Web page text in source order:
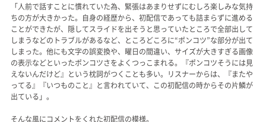
「人前で話すことに慣れていた為、緊張はあまりせずにむしろ楽しみな気持
ちの方が大きかった。自身の経歴から、初配信であっても詰まらずに進める
ことができたが、隠してスライドを出そうと思っていたところで全部出して
しまうなどのトラブルがあるなど、ところどころに“ポンコツ”な部分が出て
しまった。他にも文字の誤変換や、曜日の間違い、サイズが大きすぎる画像
の表示などといったポンコツさをよくつっこまれる。『ポンコツそうには見
えないんだけど』という枕詞がつくことも多い。リスナーからは、『またや
ってる』『いつものこと』と言われていて、この初配信の時からその片鱗が
出ている」。
そんな風にコメントをくれた初配信の模様。